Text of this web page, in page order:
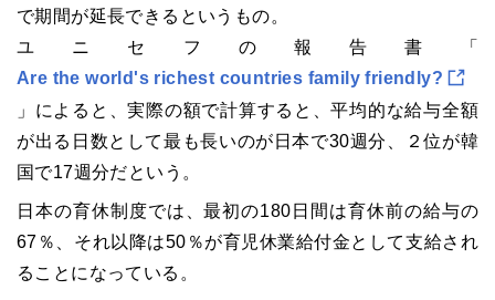
で期間が延長できるというもの。
ユニセフの報告書「
Are the world's richest countries family friendly?
」によると、実際の額で計算すると、平均的な給与全額
が出る日数として最も長いのが日本で30週分、２位が韓
国で17週分だという。
日本の育休制度では、最初の180日間は育休前の給与の
67％、それ以降は50％が育児休業給付金として支給され
ることになっている。